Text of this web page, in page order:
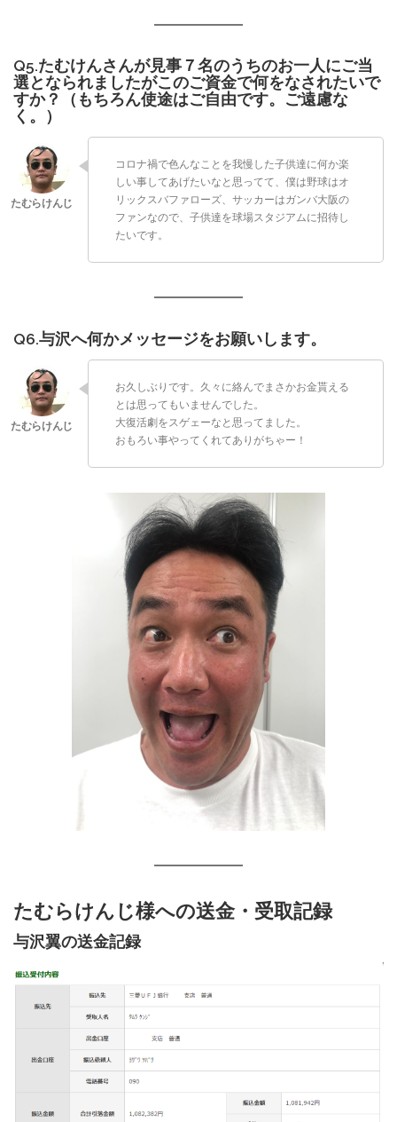
Q5.たむけんさんが見事７名のうちのお一人にご当
選となられましたがこのご資金で何をなされたいで
すか？（もちろん使途はご自由です。ご遠慮な
く。）
コロナ禍で色んなことを我慢した子供達に何か楽
しい事してあげたいなと思ってて、僕は野球はオ
リックスバファローズ、サッカーはガンバ大阪の
ファンなので、子供達を球場スタジアムに招待し
たいです。
Q6.与沢へ何かメッセージをお願いします。
お久しぶりです。久々に絡んでまさかお金貰える
とは思ってもいませんでした。
大復活劇をスゲェーなと思ってました。
おもろい事やってくれてありがちゃー！
たむらけんじ様への送金・受取記録
与沢翼の送金記録